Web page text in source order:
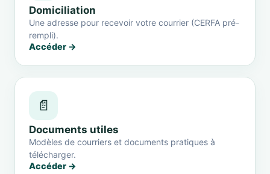
Domiciliation
Une adresse pour recevoir votre courrier (CERFA pré-
rempli).
Accéder →
📄
Documents utiles
Modèles de courriers et documents pratiques à
télécharger.
Accéder →